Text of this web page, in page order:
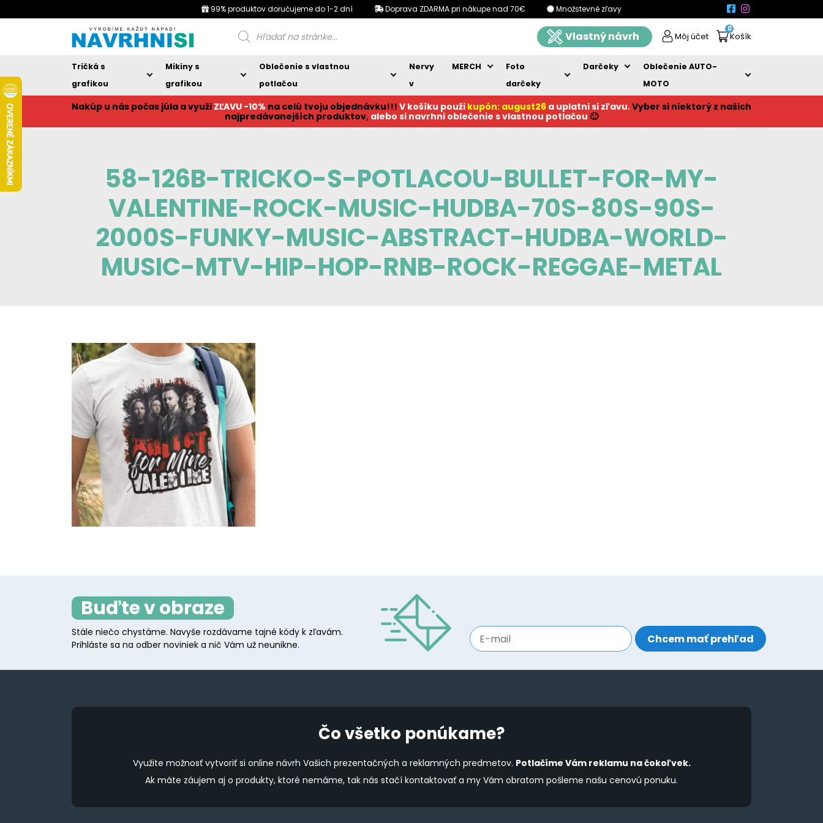
99% produktov doručujeme do 1-2 dní Doprava ZDARMA pri nákupe nad 70€ Množstevné zľavy
Products
search Vlastný návrh Môj účet
0
Košík
Tričká s
grafikou
Mikiny s
grafikou
Oblečenie s vlastnou
potlačou
Nervy
v
MERCH
Foto
darčeky
Darčeky
Oblečenie AUTO-
MOTO
Nakúp u nás počas júla a využi ZĽAVU -10% na celú tvoju objednávku!!! V košíku použi kupón: august26 a uplatni si zľavu.Vyber si niektorý z našich
najpredávanejších produktov, alebo si navrhni oblečenie s vlastnou potlačou 🙂
58-126B-TRICKO-S-POTLACOU-BULLET-FOR-MY-
VALENTINE-ROCK-MUSIC-HUDBA-70S-80S-90S-
2000S-FUNKY-MUSIC-ABSTRACT-HUDBA-WORLD-
MUSIC-MTV-HIP-HOP-RNB-ROCK-REGGAE-METAL
Buďte v obraze
Stále niečo chystáme. Navyše rozdávame tajné kódy k zľavám.
Prihláste sa na odber noviniek a nič Vám už neunikne.
Čo všetko ponúkame?
Využite možnosť vytvoriť si online návrh Vašich prezentačných a reklamných predmetov. Potlačíme Vám reklamu na čokoľvek.
Ak máte záujem aj o produkty, ktoré nemáme, tak nás stačí kontaktovať a my Vám obratom pošleme našu cenovú ponuku.